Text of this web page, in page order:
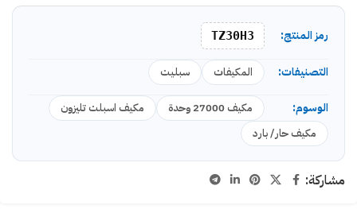
رمز المنتج: TZ30H3
التصنيفات: المكيفات سبليت
الوسوم: مكيف 27000 وحدة
مكيف اسبلت تليزون
مكيف حار/ بارد
مشاركة: